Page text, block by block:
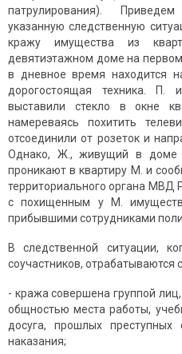
патрулирования).
указанную следственную
кражу имущества из
девятиэтажном доме на первом
в дневное время находится
дорогостоящая техника. П.
выставили стекло в окне
намереваясь похитить
отсоединили от розеток и
Однако, Ж., живущий в доме
проникают в квартиру М. и
территориального органа МВД
с похищенным у М.
прибывшими сотрудниками
В следственной ситуации,
соучастников, отрабатываются
- кража совершена группой
общностью места работы,
досуга, прошлых
наказания;